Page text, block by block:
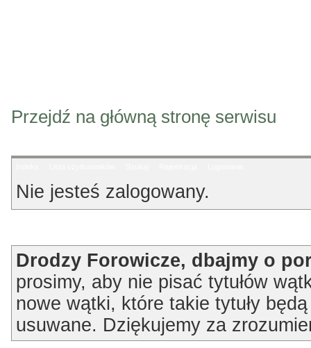
Przejdź na główną stronę serwisu
Nie jesteś zalogowany.
Drodzy Forowicze, dbajmy o
prosimy, aby nie pisać tytułów
nowe wątki, które takie tytuły
usuwane. Dziękujemy za